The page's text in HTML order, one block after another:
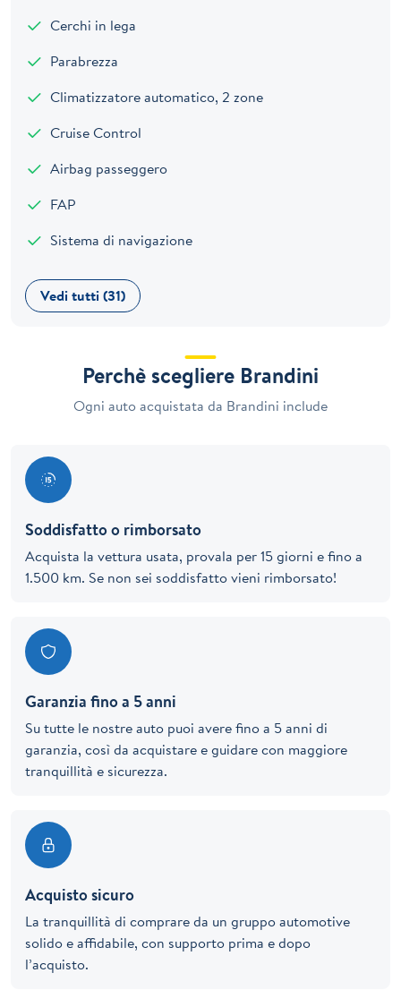
Cerchi in lega
Parabrezza
Climatizzatore automatico, 2 zone
Cruise Control
Airbag passeggero
FAP
Sistema di navigazione
Vedi tutti (31)
Perchè scegliere Brandini
Ogni auto acquistata da Brandini include
Soddisfatto o rimborsato
Acquista la vettura usata, provala per 15 giorni e fino a
1.500 km. Se non sei soddisfatto vieni rimborsato!
Garanzia fino a 5 anni
Su tutte le nostre auto puoi avere fino a 5 anni di
garanzia, così da acquistare e guidare con maggiore
tranquillità e sicurezza.
Acquisto sicuro
La tranquillità di comprare da un gruppo automotive
solido e affidabile, con supporto prima e dopo
l’acquisto.